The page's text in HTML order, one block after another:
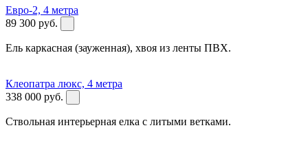
Евро-2, 4 метра
89 300 руб.
Ель каркасная (зауженная), хвоя из ленты ПВХ.
Клеопатра люкс, 4 метра
338 000 руб.
Ствольная интерьерная елка с литыми ветками.